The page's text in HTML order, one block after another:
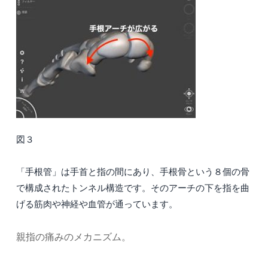
図３
「手根管」は手首と指の間にあり、手根骨という８個の骨
で構成されたトンネル構造です。そのアーチの下を指を曲
げる筋肉や神経や血管が通っています。
親指の痛みのメカニズム。